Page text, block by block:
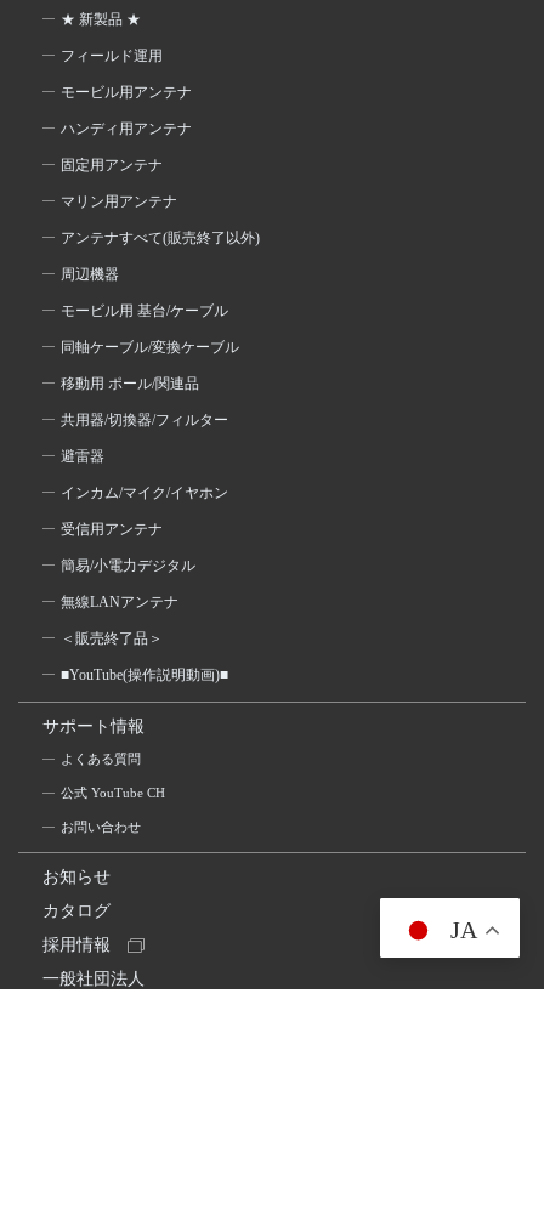
★ 新製品 ★
フィールド運用
モービル用アンテナ
ハンディ用アンテナ
固定用アンテナ
マリン用アンテナ
アンテナすべて(販売終了以外)
周辺機器
モービル用 基台/ケーブル
同軸ケーブル/変換ケーブル
移動用 ポール/関連品
共用器/切換器/フィルター
避雷器
インカム/マイク/イヤホン
受信用アンテナ
簡易/小電力デジタル
無線LANアンテナ
＜販売終了品＞
■YouTube(操作説明動画)■
サポート情報
よくある質問
公式 YouTube CH
お問い合わせ
お知らせ
カタログ
採用情報
一般社団法人
JA